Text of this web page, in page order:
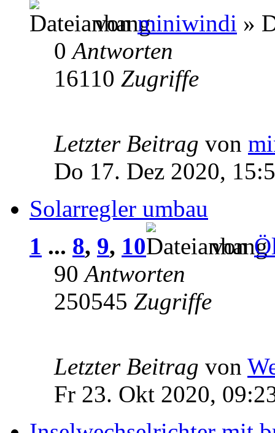
vonminiwindi »
0Antworten
16110 Zugriffe
Letzter Beitrag von
Do 17. Dez 2020,
Solarregler umbau
1 ... 8, 9, 10 von
90Antworten
250545 Zugriffe
Letzter Beitrag von
Fr 23. Okt 2020,